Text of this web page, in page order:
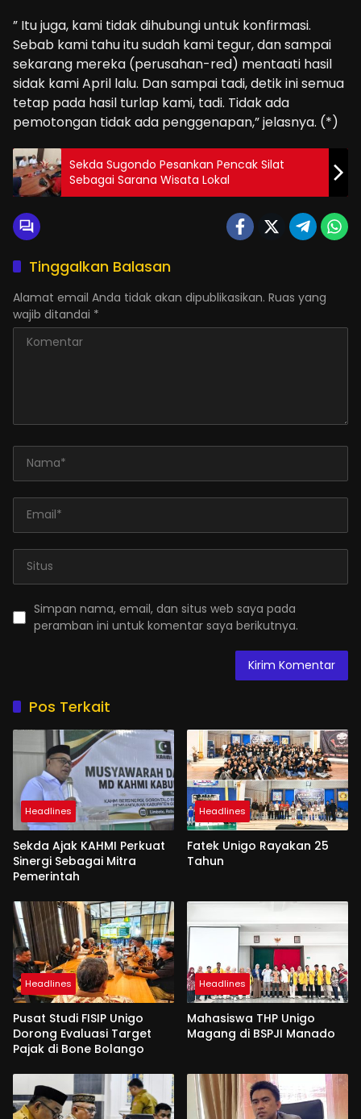
” Itu juga, kami tidak dihubungi untuk konfirmasi.
Sebab kami tahu itu sudah kami tegur, dan sampai
sekarang mereka (perusahan-red) mentaati hasil
sidak kami April lalu. Dan sampai tadi, detik ini semua
tetap pada hasil turlap kami, tadi. Tidak ada
pemotongan tidak ada penggenapan,” jelasnya. (*)
Sekda Sugondo Pesankan Pencak Silat
Sebagai Sarana Wisata Lokal
Tinggalkan Balasan
Alamat email Anda tidak akan dipublikasikan. Ruas yang
wajib ditandai *
Simpan nama, email, dan situs web saya pada
peramban ini untuk komentar saya berikutnya.
Pos Terkait
Headlines
Sekda Ajak KAHMI Perkuat
Sinergi Sebagai Mitra
Pemerintah
Headlines
Fatek Unigo Rayakan 25
Tahun
Headlines
Pusat Studi FISIP Unigo
Dorong Evaluasi Target
Pajak di Bone Bolango
Headlines
Mahasiswa THP Unigo
Magang di BSPJI Manado